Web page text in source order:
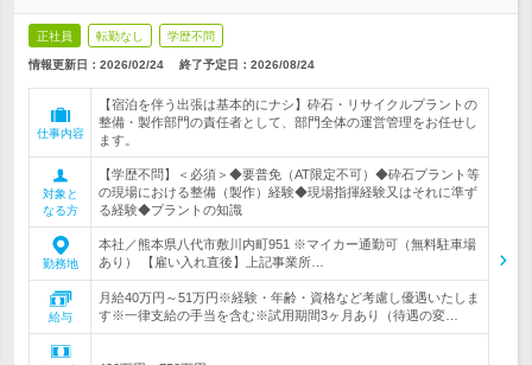
正社員 転勤なし 学歴不問
情報更新日：2026/02/24 終了予定日： 2026/08/24
仕事内容
【宿泊を伴う出張は基本的にナシ】砕石・リサイクルプラントの
整備・製作部門の責任者として、部門全体の運営管理をお任せし
ます。
対象と
なる方
【学歴不問】＜必須＞◆要普免（AT限定不可）◆砕石プラント等
の現場における整備（製作）経験◆現場指揮経験又はそれに準ず
る経験◆プラントの知識
勤務地
本社／熊本県八代市敷川内町951 ※マイカー通勤可（無料駐車場
あり） 【雇い入れ直後】上記事業所…
給与
月給40万円～51万円※経験・年齢・資格など考慮し優遇いたしま
す※一律支給の手当を含む※試用期間3ヶ月あり（待遇の変…